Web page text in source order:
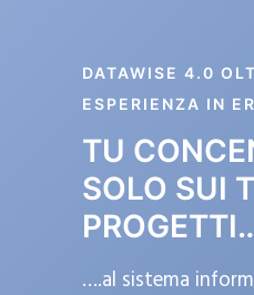
DATAWISE 4.0
ESPERIENZA IN
TU
SOLO SUI
….al sistema